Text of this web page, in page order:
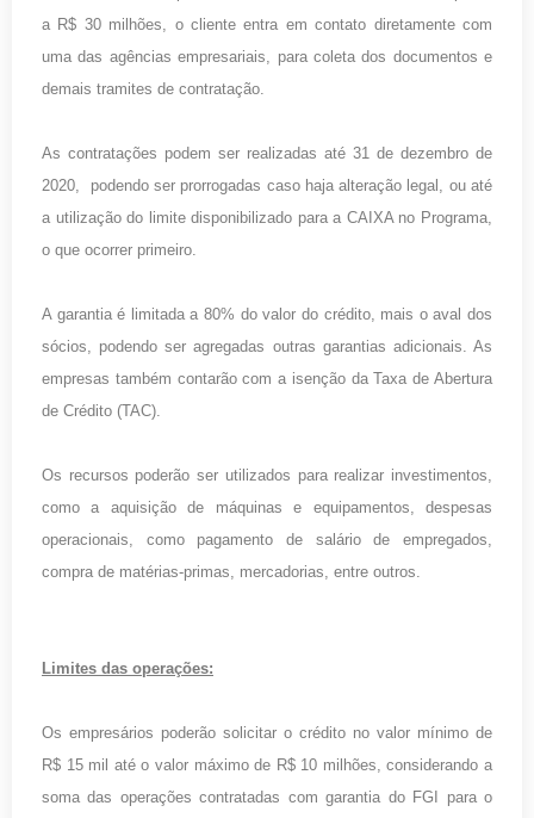
a R$ 30 milhões, o cliente entra em contato diretamente com
uma das agências empresariais, para coleta dos documentos e
demais tramites de contratação.
As contratações podem ser realizadas até 31 de dezembro de
2020, podendo ser prorrogadas caso haja alteração legal, ou até
a utilização do limite disponibilizado para a CAIXA no Programa,
o que ocorrer primeiro.
A garantia é limitada a 80% do valor do crédito, mais o aval dos
sócios, podendo ser agregadas outras garantias adicionais. As
empresas também contarão com a isenção da Taxa de Abertura
de Crédito (TAC).
Os recursos poderão ser utilizados para realizar investimentos,
como a aquisição de máquinas e equipamentos, despesas
operacionais, como pagamento de salário de empregados,
compra de matérias-primas, mercadorias, entre outros.
Limites das operações:
Os empresários poderão solicitar o crédito no valor mínimo de
R$ 15 mil até o valor máximo de R$ 10 milhões, considerando a
soma das operações contratadas com garantia do FGI para o